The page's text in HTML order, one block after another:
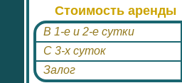
Стоимость аренды
В 1-е и 2-е сутки
С 3-х суток
Залог